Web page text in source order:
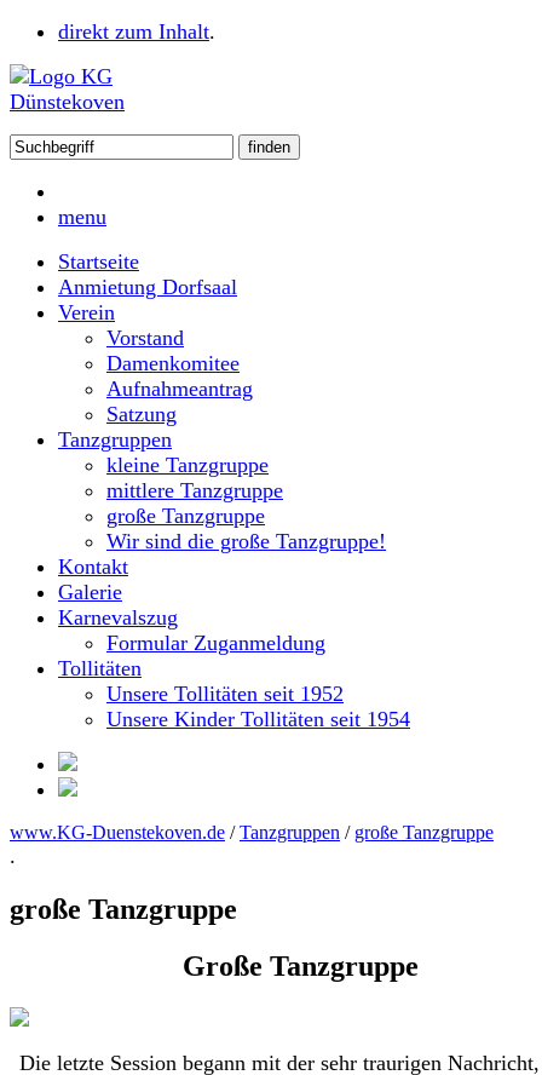
direkt zum Inhalt.
menu
Startseite
Anmietung Dorfsaal
Verein
Vorstand
Damenkomitee
Aufnahmeantrag
Satzung
Tanzgruppen
kleine Tanzgruppe
mittlere Tanzgruppe
große Tanzgruppe
Wir sind die große Tanzgruppe!
Kontakt
Galerie
Karnevalszug
Formular Zuganmeldung
Tollitäten
Unsere Tollitäten seit 1952
Unsere Kinder Tollitäten seit 1954
www.KG-Duenstekoven.de /Tanzgruppen / große Tanzgruppe
.
große Tanzgruppe
Große Tanzgruppe
Die letzte Session begann mit der sehr traurigen Nachricht,